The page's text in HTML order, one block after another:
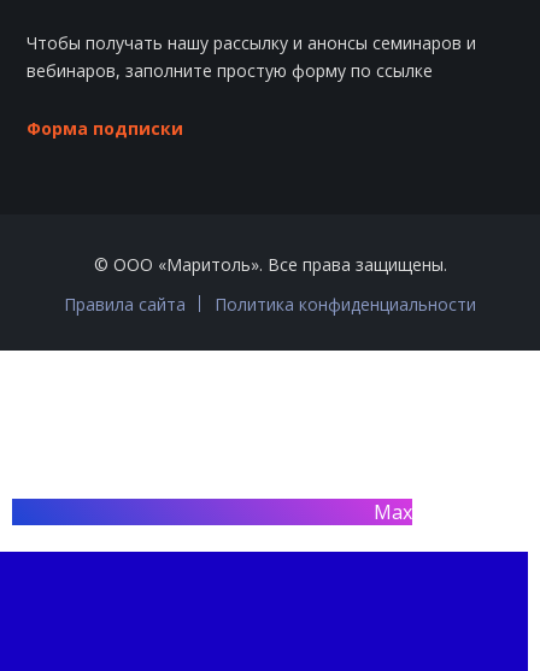
Чтобы получать нашу рассылку и анонсы семинаров и
вебинаров, заполните простую форму по ссылке
Форма подписки
© ООО «Маритоль». Все права защищены.
Правила сайта
Политика конфиденциальности
Max